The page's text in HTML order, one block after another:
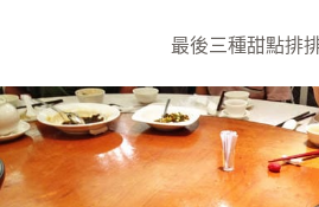
最後三種甜點排